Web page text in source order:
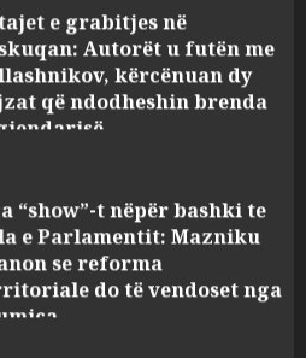
kërcënuan dy
që ndodheshin brenda
5, 2026
se reforma
do të vendoset nga
5, 2026